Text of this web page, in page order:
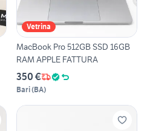
Vetrina
MacBook Pro 512GB SSD 16GB
RAM APPLE FATTURA
350 €
Bari(BA)